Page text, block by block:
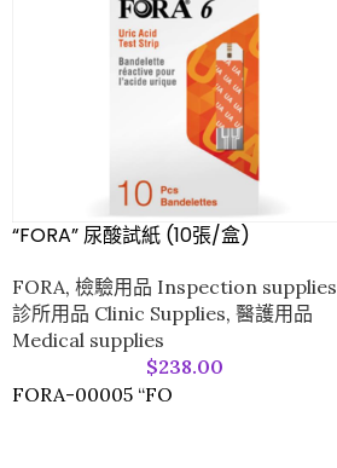
“FORA” 尿酸試紙 (10張/盒)
FORA, 檢驗用品 Inspection supplies
診所用品 Clinic Supplies, 醫護用品
Medical supplies
$238.00
FORA-00005 “FO